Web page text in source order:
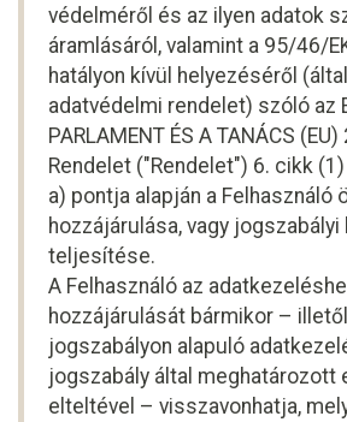
védelméről és az ilyen adatok
áramlásáról, valamint a 95/46/
hatályon kívül helyezéséről
adatvédelmi rendelet) szóló az
PARLAMENT ÉS A TANÁCS
Rendelet ("Rendelet") 6. cikk
a) pontja alapján a Felhasználó
hozzájárulása, vagy
teljesítése.
A Felhasználó az
hozzájárulását bármikor –
jogszabályon alapuló
jogszabály által meghatározott
elteltével – visszavonhatja,